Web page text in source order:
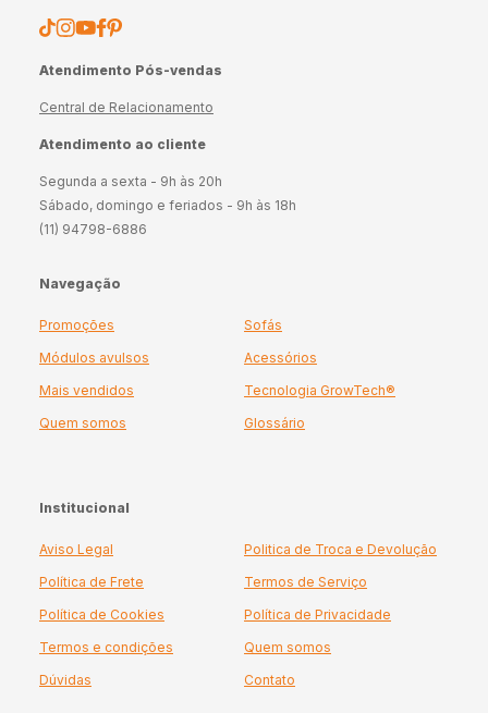
Atendimento Pós-vendas
Central de Relacionamento
Atendimento ao cliente
Segunda a sexta - 9h às 20h
Sábado, domingo e feriados - 9h às 18h
(11) 94798-6886
Navegação
Promoções
Sofás
Módulos avulsos
Acessórios
Mais vendidos
Tecnologia GrowTech®
Quem somos
Glossário
Institucional
Aviso Legal
Politica de Troca e Devolução
Política de Frete
Termos de Serviço
Política de Cookies
Política de Privacidade
Termos e condições
Quem somos
Dúvidas
Contato